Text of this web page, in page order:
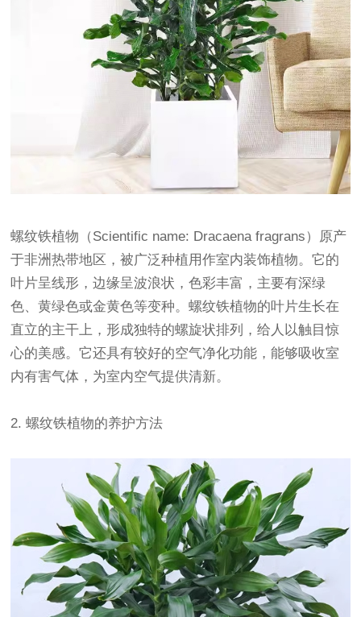
螺纹铁植物（Scientific name: Dracaena fragrans）原产
于非洲热带地区，被广泛种植用作室内装饰植物。它的
叶片呈线形，边缘呈波浪状，色彩丰富，主要有深绿
色、黄绿色或金黄色等变种。螺纹铁植物的叶片生长在
直立的主干上，形成独特的螺旋状排列，给人以触目惊
心的美感。它还具有较好的空气净化功能，能够吸收室
内有害气体，为室内空气提供清新。
2. 螺纹铁植物的养护方法